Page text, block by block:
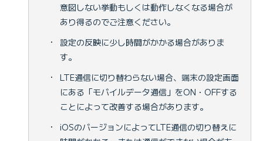
意図しない挙動もしくは動作しなくなる場合が
あり得るのでご注意ください。
・
設定の反映に少し時間がかかる場合がありま
す。
・
LTE通信に切り替わらない場合、端末の設定画面
にある「モバイルデータ通信」をON・OFFする
ことによって改善する場合があります。
・
iOSのバージョンによってLTE通信の切り替えに